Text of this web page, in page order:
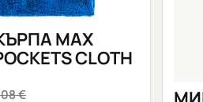
MAX
CLOTH
€